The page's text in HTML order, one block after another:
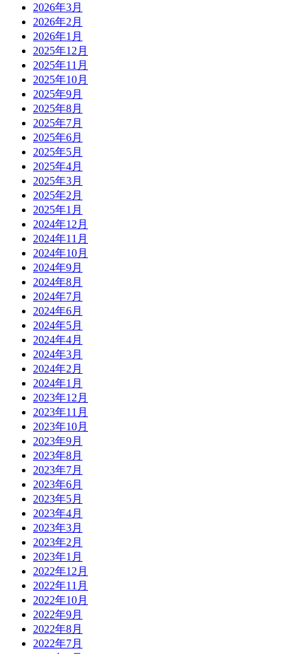
2026年3月
2026年2月
2026年1月
2025年12月
2025年11月
2025年10月
2025年9月
2025年8月
2025年7月
2025年6月
2025年5月
2025年4月
2025年3月
2025年2月
2025年1月
2024年12月
2024年11月
2024年10月
2024年9月
2024年8月
2024年7月
2024年6月
2024年5月
2024年4月
2024年3月
2024年2月
2024年1月
2023年12月
2023年11月
2023年10月
2023年9月
2023年8月
2023年7月
2023年6月
2023年5月
2023年4月
2023年3月
2023年2月
2023年1月
2022年12月
2022年11月
2022年10月
2022年9月
2022年8月
2022年7月